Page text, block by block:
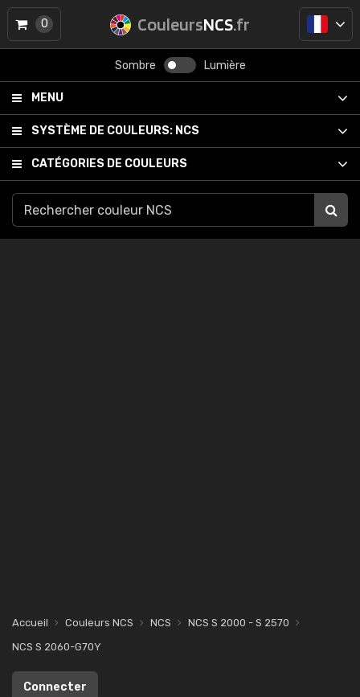
CouleursNCS.fr
Sombre Lumière
MENU
SYSTÈME DE COULEURS: NCS
CATÉGORIES DE COULEURS
0
Accueil Couleurs NCS NCS
NCS S 2000 - S 2570
NCS S 2060-G70Y
Connecter